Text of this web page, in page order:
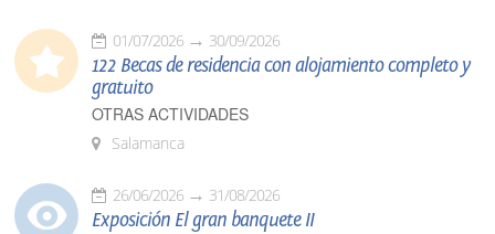
01/07/2026 30/09/2026
122 Becas de residencia con alojamiento completo y
gratuito
OTRAS ACTIVIDADES
Salamanca
26/06/2026 31/08/2026
Exposición El gran banquete II